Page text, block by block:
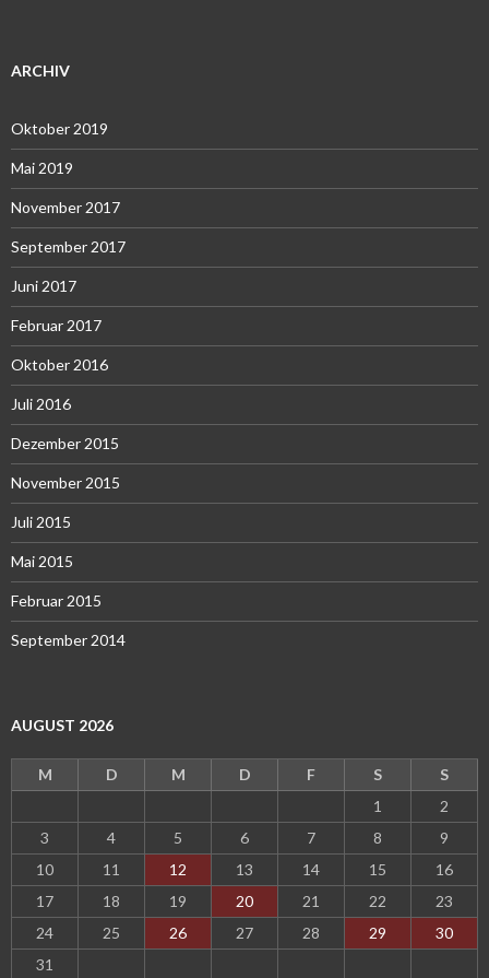
ARCHIV
Oktober 2019
Mai 2019
November 2017
September 2017
Juni 2017
Februar 2017
Oktober 2016
Juli 2016
Dezember 2015
November 2015
Juli 2015
Mai 2015
Februar 2015
September 2014
AUGUST 2026
M D M D F S
S
1
2
3
4 5 6 7 8
9
10
11 12 13 14 15
16
17
18 19 20 21 22
23
24
25 26 27 28 29
30
31